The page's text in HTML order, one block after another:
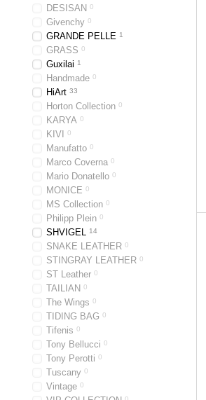
DESISAN 0
Givenchy 0
GRANDE PELLE 1
GRASS 0
Guxilai 1
Handmade 0
HiArt 33
Horton Collection 0
KARYA 0
KIVI 0
Manufatto 0
Marco Coverna 0
Mario Donatello 0
MONICE 0
MS Collection 0
Philipp Plein 0
SHVIGEL 14
SNAKE LEATHER 0
STINGRAY LEATHER 0
ST Leather 0
TAILIAN 0
The Wings 0
TIDING BAG 0
Tifenis 0
Tony Bellucci 0
Tony Perotti 0
Tuscany 0
Vintage 0